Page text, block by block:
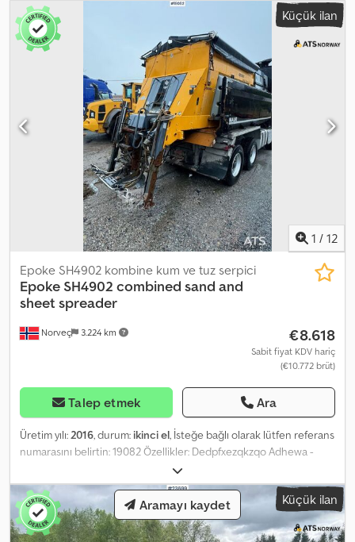
Küçük ilan
1 / 12
Norveç 3.224 km
Epoke SH4902 kombine kum ve tuz serpici
Epoke SH4902 combined sand and
sheet spreader
€8.618
Sabit fiyat KDV hariç
(€10.772 brüt)
Talep etmek Ara
Üretim yılı:2016, durum: ikinci el, İsteğe bağlı olarak lütfen referans
numarasını belirtin: 19082 Özellikler: Dedpfxezqkzqo Adhewa -
Model 2016 - Yüksek basınçlı nozullar - Kombine kum ve tuz
serpme sistemi - 9 ton kum kapasitesi - Tuz çözeltisi kapasitesi:
yaklaşık 8600 litre - Net ağırlık: yaklaşık 2.940 kg Açıklama: 80 birim
büyüklüğünde kombine kum ve tuz serpme aracı. Yeni lastik bant
ve yeni yataklar. Kısa sürede teslim edilebilir. Boş ağırlık: 17000
Küçük ilan
Aramayı kaydet